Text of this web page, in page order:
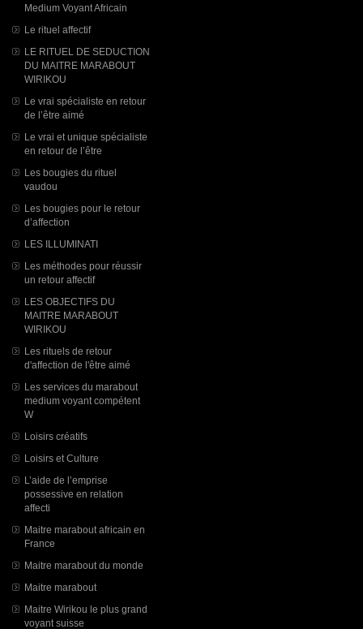
Medium Voyant Africain
Le rituel affectif
LE RITUEL DE SEDUCTION
DU MAITRE MARABOUT
WIRIKOU
Le vrai spécialiste en retour
de l’être aimé
Le vrai et unique spécialiste
en retour de l’être
Les bougies du rituel
vaudou
Les bougies pour le retour
d’affection
LES ILLUMINATI
Les méthodes pour réussir
un retour affectif
LES OBJECTIFS DU
MAITRE MARABOUT
WIRIKOU
Les rituels de retour
d'affection de l'être aimé
Les services du marabout
medium voyant compétent
W
Loisirs créatifs
Loisirs et Culture
L’aide de l’emprise
possessive en relation
affecti
Maitre marabout africain en
France
Maitre marabout du monde
Maitre marabout
Maitre Wirikou le plus grand
voyant suisse